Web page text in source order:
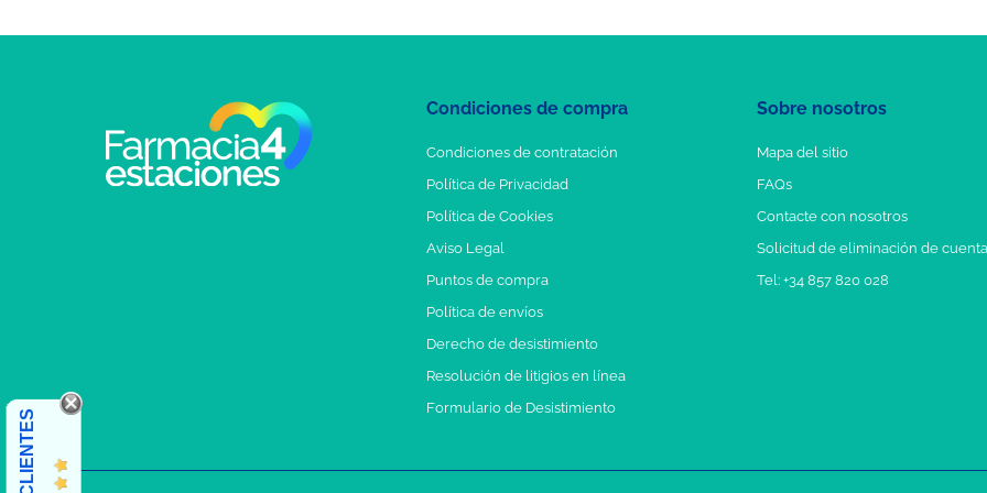
Condiciones de compra
Condiciones de contratación
Política de Privacidad
Política de Cookies
Aviso Legal
Puntos de compra
Política de envíos
Derecho de desistimiento
Resolución de litigios en línea
Formulario de Desistimiento
Sobre nosotros
Mapa del sitio
FAQs
Contacte con nosotros
Solicitud de eliminación de cuenta
Tel: +34 857 820 028